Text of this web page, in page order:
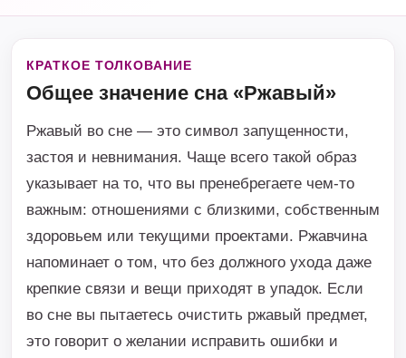
КРАТКОЕ ТОЛКОВАНИЕ
Общее значение сна «Ржавый»
Ржавый во сне — это символ запущенности,
застоя и невнимания. Чаще всего такой образ
указывает на то, что вы пренебрегаете чем-то
важным: отношениями с близкими, собственным
здоровьем или текущими проектами. Ржавчина
напоминает о том, что без должного ухода даже
крепкие связи и вещи приходят в упадок. Если
во сне вы пытаетесь очистить ржавый предмет,
это говорит о желании исправить ошибки и